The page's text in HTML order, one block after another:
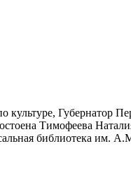
культуре,
Тимофеева
библиотека им.